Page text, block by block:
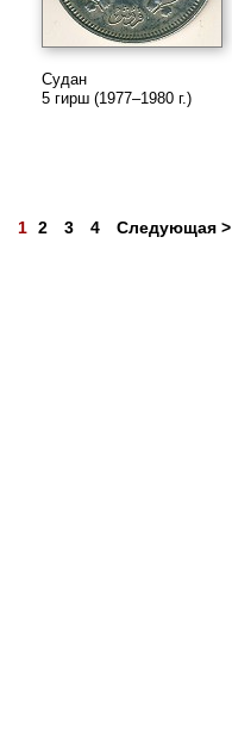
Судан
5 гирш (1977–1980 г.)
1 2 3 4 Следующая >